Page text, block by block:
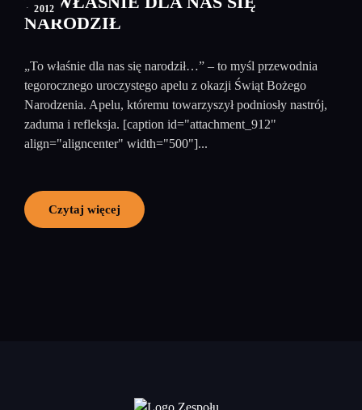
2012
NARODZIŁ
„To właśnie dla nas się narodził…” – to myśl przewodnia
tegorocznego uroczystego apelu z okazji Świąt Bożego
Narodzenia. Apelu, któremu towarzyszył podniosły nastrój,
zaduma i refleksja. [caption id="attachment_912"
align="aligncenter" width="500"]...
Czytaj więcej